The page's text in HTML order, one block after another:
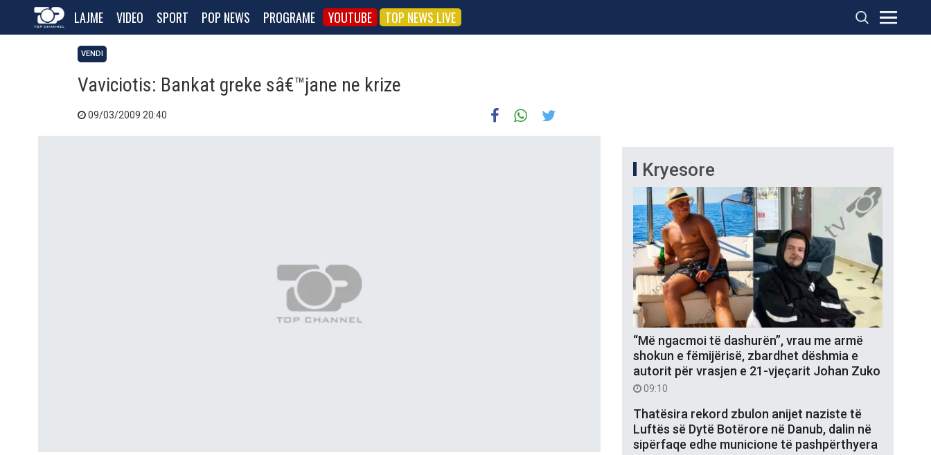
LAJME VIDEO SPORT POP NEWS PROGRAME YOUTUBE TOP NEWS LIVE
VENDI
Vaviciotis: Bankat greke sâ€™jane ne krize
09/03/2009 20:40
Kryesore
“Më ngacmoi të dashurën”, vrau me armë
shokun e fëmijërisë, zbardhet dëshmia e
autorit për vrasjen e 21-vjeçarit Johan Zuko
09:10
Thatësira rekord zbulon anijet naziste të
Luftës së Dytë Botërore në Danub, dalin në
sipërfaqe edhe municione të pashpërthyera